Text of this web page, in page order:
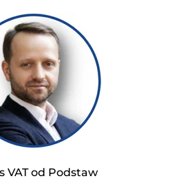
VAT od Podstaw